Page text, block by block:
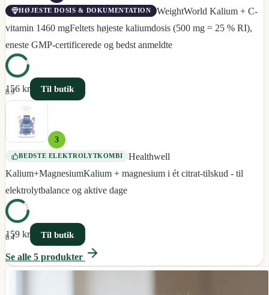
HØJESTE DOSIS & DOKUMENTATION
WeightWorld Kalium + C-
vitamin 1460 mgFeltets højeste kaliumdosis (500 mg = 25 % RI),
eneste GMP-certificerede og bedst anmeldte
8.9
156 kr Til butik
3
BEDSTE ELEKTROLYTKOMBI
Healthwell
Kalium+MagnesiumKalium + magnesium i ét citrat-tilskud - til
elektrolytbalance og aktive dage
8.4
159 kr Til butik
Se alle 5 produkter